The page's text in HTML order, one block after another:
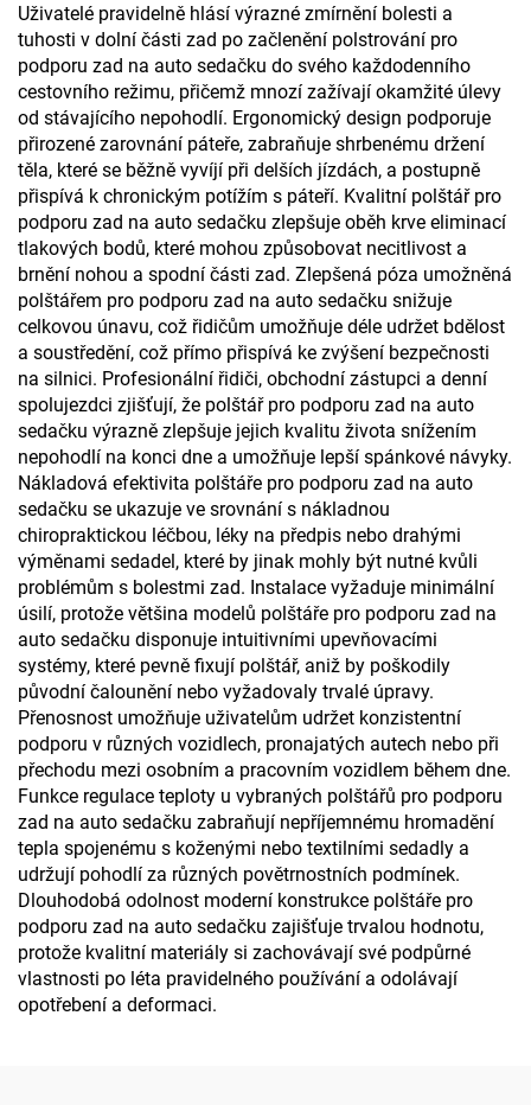
Uživatelé pravidelně hlásí výrazné zmírnění bolesti a
tuhosti v dolní části zad po začlenění polstrování pro
podporu zad na auto sedačku do svého každodenního
cestovního režimu, přičemž mnozí zažívají okamžité úlevy
od stávajícího nepohodlí. Ergonomický design podporuje
přirozené zarovnání páteře, zabraňuje shrbenému držení
těla, které se běžně vyvíjí při delších jízdách, a postupně
přispívá k chronickým potížím s páteří. Kvalitní polštář pro
podporu zad na auto sedačku zlepšuje oběh krve eliminací
tlakových bodů, které mohou způsobovat necitlivost a
brnění nohou a spodní části zad. Zlepšená póza umožněná
polštářem pro podporu zad na auto sedačku snižuje
celkovou únavu, což řidičům umožňuje déle udržet bdělost
a soustředění, což přímo přispívá ke zvýšení bezpečnosti
na silnici. Profesionální řidiči, obchodní zástupci a denní
spolujezdci zjišťují, že polštář pro podporu zad na auto
sedačku výrazně zlepšuje jejich kvalitu života snížením
nepohodlí na konci dne a umožňuje lepší spánkové návyky.
Nákladová efektivita polštáře pro podporu zad na auto
sedačku se ukazuje ve srovnání s nákladnou
chiropraktickou léčbou, léky na předpis nebo drahými
výměnami sedadel, které by jinak mohly být nutné kvůli
problémům s bolestmi zad. Instalace vyžaduje minimální
úsilí, protože většina modelů polštáře pro podporu zad na
auto sedačku disponuje intuitivními upevňovacími
systémy, které pevně fixují polštář, aniž by poškodily
původní čalounění nebo vyžadovaly trvalé úpravy.
Přenosnost umožňuje uživatelům udržet konzistentní
podporu v různých vozidlech, pronajatých autech nebo při
přechodu mezi osobním a pracovním vozidlem během dne.
Funkce regulace teploty u vybraných polštářů pro podporu
zad na auto sedačku zabraňují nepříjemnému hromadění
tepla spojenému s koženými nebo textilními sedadly a
udržují pohodlí za různých povětrnostních podmínek.
Dlouhodobá odolnost moderní konstrukce polštáře pro
podporu zad na auto sedačku zajišťuje trvalou hodnotu,
protože kvalitní materiály si zachovávají své podpůrné
vlastnosti po léta pravidelného používání a odolávají
opotřebení a deformaci.